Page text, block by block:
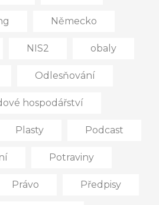
Německo
NIS2 obaly
Odlesňování
hospodářství
Plasty Podcast
Potraviny
Právo Předpisy